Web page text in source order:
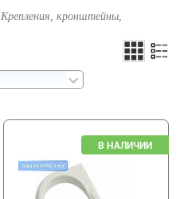
Крепления, кронштейны,